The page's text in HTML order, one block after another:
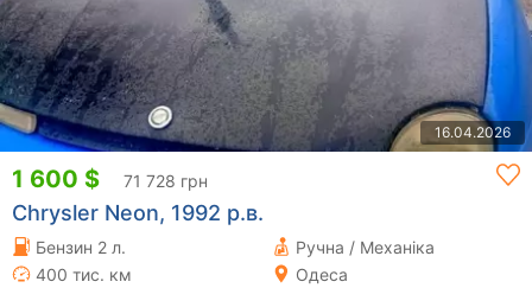
16.04.2026
1 600 $ 71 728 грн
Chrysler Neon, 1992 р.в.
Бензин 2 л.
Ручна / Механіка
400 тис. км
Одеса